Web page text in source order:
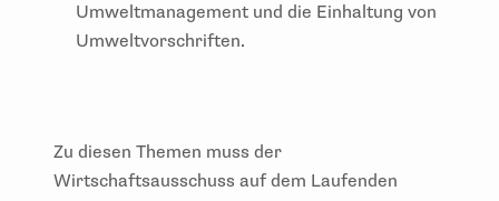
Umweltmanagement und die Einhaltung von
Umweltvorschriften.
Zu diesen Themen muss der
Wirtschaftsausschuss auf dem Laufenden